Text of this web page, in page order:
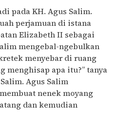
pada KH. Agus Salim.
perjamuan di istana
Elizabeth II sebagai
mengebal-ngebulkan
menyebar di ruang
menghisap apa itu?” tanya
Agus Salim
nenek moyang
dan kemudian